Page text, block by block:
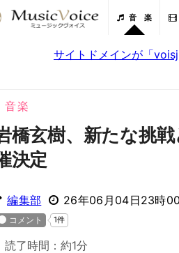
音 楽
サイトドメインが「
音楽
橋玄樹、新たな挑
決定
編集部 26年06月04日23時
読了時間：約1分